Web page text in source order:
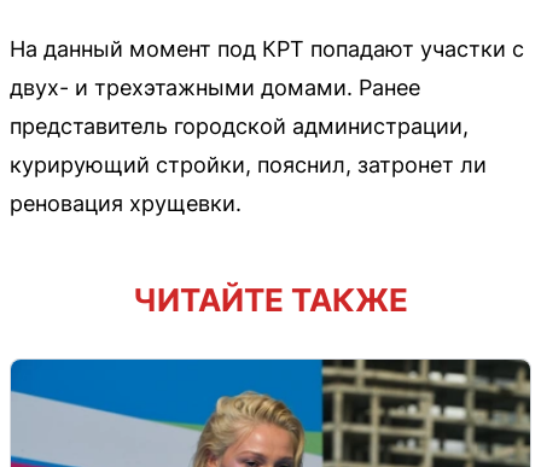
На данный момент под КРТ попадают участки с
двух- и трехэтажными домами. Ранее
представитель городской администрации,
курирующий стройки, пояснил, затронет ли
реновация хрущевки.
ЧИТАЙТЕ ТАКЖЕ